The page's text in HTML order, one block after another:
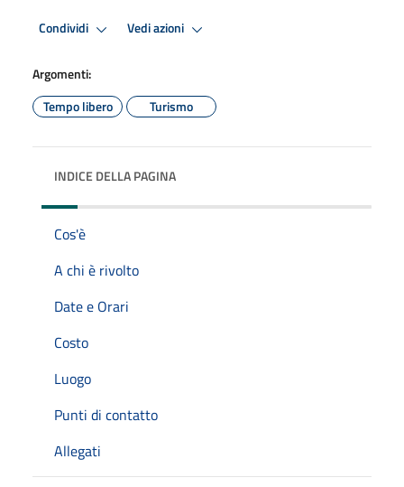
Condividi Vedi azioni
Argomenti:
Tempo libero
Turismo
INDICE DELLA PAGINA
Cos'è
A chi è rivolto
Date e Orari
Costo
Luogo
Punti di contatto
Allegati